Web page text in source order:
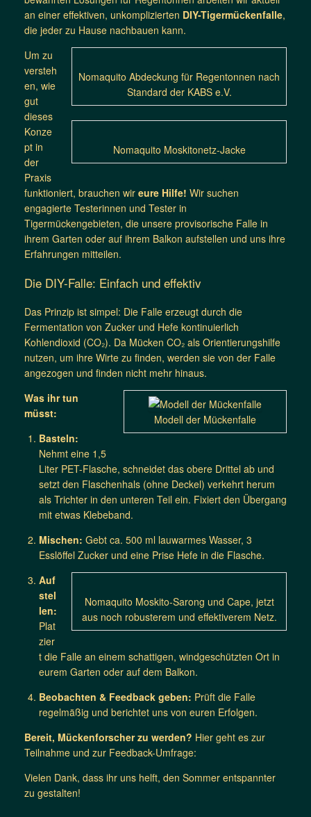
an einer effektiven, unkomplizierten DIY-Tigermückenfalle,
die jeder zu Hause nachbauen kann.
Nomaquito Abdeckung für Regentonnen nach
Standard der KABS e.V.
Nomaquito Moskitonetz-Jacke
Um zu
versteh
en, wie
gut
dieses
Konze
pt in
der
Praxis
funktioniert, brauchen wir eure Hilfe! Wir suchen
engagierte Testerinnen und Tester in
Tigermückengebieten, die unsere provisorische Falle in
ihrem Garten oder auf ihrem Balkon aufstellen und uns ihre
Erfahrungen mitteilen.
Die DIY-Falle: Einfach und effektiv
Das Prinzip ist simpel: Die Falle erzeugt durch die
Fermentation von Zucker und Hefe kontinuierlich
Kohlendioxid (CO₂). Da Mücken CO₂ als Orientierungshilfe
nutzen, um ihre Wirte zu finden, werden sie von der Falle
angezogen und finden nicht mehr hinaus.
Modell der Mückenfalle
Was ihr tun
müsst:
Basteln:
Nehmt eine 1,5
Liter PET-Flasche, schneidet das obere Drittel ab und
setzt den Flaschenhals (ohne Deckel) verkehrt herum
als Trichter in den unteren Teil ein. Fixiert den Übergang
mit etwas Klebeband.
Mischen: Gebt ca. 500 ml lauwarmes Wasser, 3
Esslöffel Zucker und eine Prise Hefe in die Flasche.
Nomaquito Moskito-Sarong und Cape, jetzt
aus noch robusterem und effektiverem Netz.
Auf
stel
len:
Plat
zier
t die Falle an einem schattigen, windgeschützten Ort in
eurem Garten oder auf dem Balkon.
Beobachten & Feedback geben: Prüft die Falle
regelmäßig und berichtet uns von euren Erfolgen.
Bereit, Mückenforscher zu werden? Hier geht es zur
Teilnahme und zur Feedback-Umfrage:
Vielen Dank, dass ihr uns helft, den Sommer entspannter
zu gestalten!